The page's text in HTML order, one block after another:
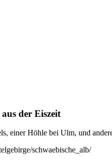
der Eiszeit
einer Höhle bei Ulm, und
schwaebische_alb/